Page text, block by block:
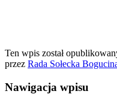
Ten wpis został
przez Rada Sołecka
Nawigacja wpisu